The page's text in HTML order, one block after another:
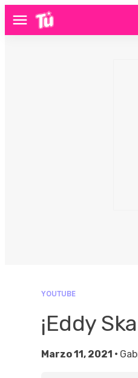
Menú
YOUTUBE
¡Eddy
Marzo 11, 2021 •